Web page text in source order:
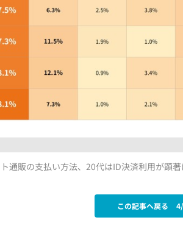
通販の支払い方法、20代はID決済利用が顕著
この記事へ戻る